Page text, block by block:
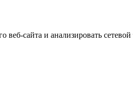
сайта и анализировать сетевой